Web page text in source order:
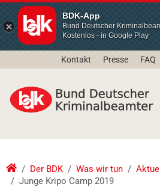
BDK-App
Bund Deutscher
Kostenlos - in Google Play
Kontakt Presse FAQ
Der BDK Was wir tun
Junge Kripo Camp 2019